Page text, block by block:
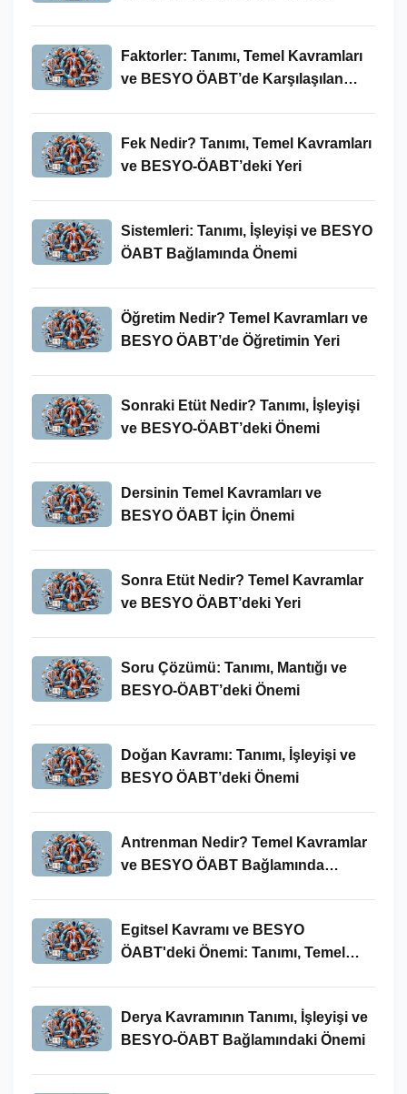
Faktorler: Tanımı, Temel Kavramları
ve BESYO ÖABT’de Karşılaşılan
Fek Nedir? Tanımı, Temel Kavramları
ve BESYO-ÖABT’deki Yeri
Sistemleri: Tanımı, İşleyişi ve BESYO
ÖABT Bağlamında Önemi
Öğretim Nedir? Temel Kavramları ve
BESYO ÖABT’de Öğretimin Yeri
Sonraki Etüt Nedir? Tanımı, İşleyişi
ve BESYO-ÖABT’deki Önemi
Dersinin Temel Kavramları ve
BESYO ÖABT İçin Önemi
Sonra Etüt Nedir? Temel Kavramlar
ve BESYO ÖABT’deki Yeri
Soru Çözümü: Tanımı, Mantığı ve
BESYO-ÖABT’deki Önemi
Doğan Kavramı: Tanımı, İşleyişi ve
BESYO ÖABT’deki Önemi
Antrenman Nedir? Temel Kavramlar
ve BESYO ÖABT Bağlamında
Egitsel Kavramı ve BESYO
ÖABT'deki Önemi: Tanımı, Temel
Derya Kavramının Tanımı, İşleyişi ve
BESYO-ÖABT Bağlamındaki Önemi